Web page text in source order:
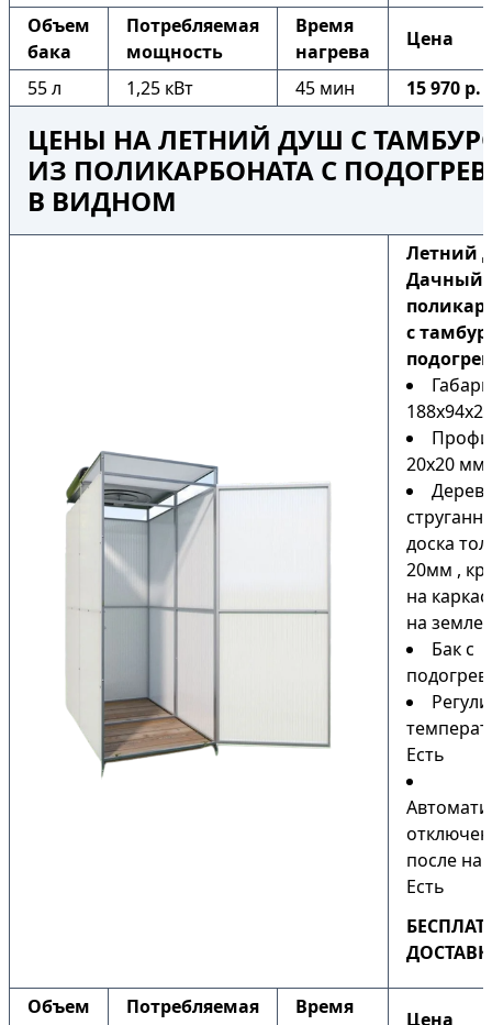
Объем
бака
Потребляемая
мощность
Время
нагрева
Цена
55 л 1,25 кВт 45 мин 15 970 р.
ЦЕНЫ НА ЛЕТНИЙ ДУШ С
ИЗ ПОЛИКАРБОНАТА С
В ВИДНОМ
Летний
Дачный
с
20х20 мм
доска
20мм ,
на
на земле)
Бак с
Есть
после
Есть
Объем
Потребляемая
Время
Цена